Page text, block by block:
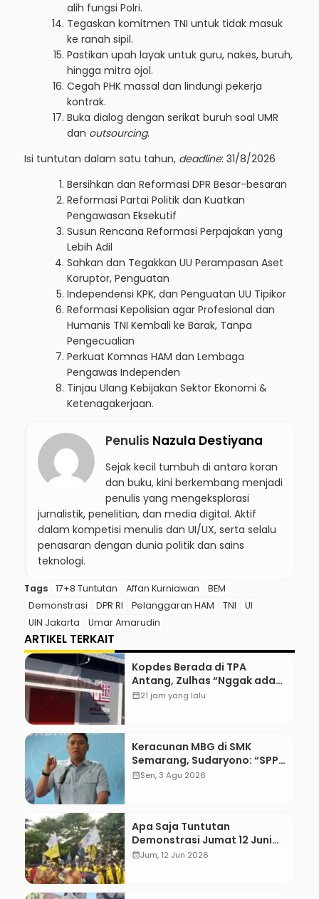
alih fungsi Polri.
Tegaskan komitmen TNI untuk tidak masuk
ke ranah sipil.
Pastikan upah layak untuk guru, nakes, buruh,
hingga mitra ojol.
Cegah PHK massal dan lindungi pekerja
kontrak.
Buka dialog dengan serikat buruh soal UMR
dan outsourcing.
Isi tuntutan dalam satu tahun, deadline: 31/8/2026
Bersihkan dan Reformasi DPR Besar-besaran
Reformasi Partai Politik dan Kuatkan
Pengawasan Eksekutif
Susun Rencana Reformasi Perpajakan yang
Lebih Adil
Sahkan dan Tegakkan UU Perampasan Aset
Koruptor, Penguatan
Independensi KPK, dan Penguatan UU Tipikor
Reformasi Kepolisian agar Profesional dan
Humanis TNI Kembali ke Barak, Tanpa
Pengecualian
Perkuat Komnas HAM dan Lembaga
Pengawas Independen
Tinjau Ulang Kebijakan Sektor Ekonomi &
Ketenagakerjaan.
Penulis Nazula Destiyana
Sejak kecil tumbuh di antara koran
dan buku, kini berkembang menjadi
penulis yang mengeksplorasi
jurnalistik, penelitian, dan media digital. Aktif
dalam kompetisi menulis dan UI/UX, serta selalu
penasaran dengan dunia politik dan sains
teknologi.
Tags 17+8 Tuntutan Affan Kurniawan
BEM
Demonstrasi
DPR RI Pelanggaran HAM TNI
UI
UIN Jakarta
Umar Amarudin
ARTIKEL TERKAIT
Kopdes Berada di TPA
Antang, Zulhas “Nggak ada
Lahan!”
calendar_month21 jam yang lalu
Keracunan MBG di SMK
Semarang, Sudaryono: “SPPG
Harus Bertanggung Jawab!”
calendar_monthSen, 3 Agu 2026
Apa Saja Tuntutan
Demonstrasi Jumat 12 Juni
2026?
calendar_monthJum, 12 Jun 2026